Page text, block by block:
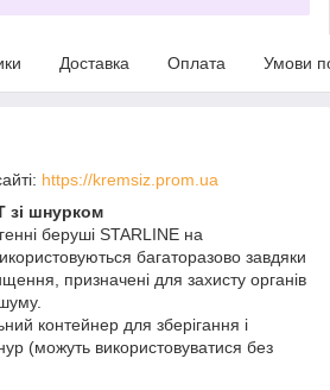
Доставка Оплата Умови
https://kremsiz.prom.ua
зі шнурком
беруші STARLINE на
багаторазово завдяки
призначені для захисту органів
контейнер для зберігання і
(можуть використовуватися без